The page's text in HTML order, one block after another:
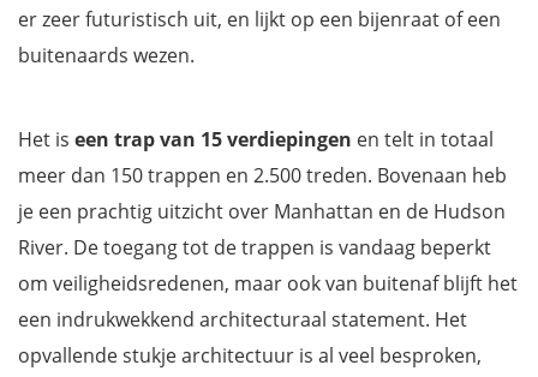
er zeer futuristisch uit, en lijkt op een bijenraat of een
buitenaards wezen.
Het is een trap van 15 verdiepingen en telt in totaal
meer dan 150 trappen en 2.500 treden. Bovenaan heb
je een prachtig uitzicht over Manhattan en de Hudson
River. De toegang tot de trappen is vandaag beperkt
om veiligheidsredenen, maar ook van buitenaf blijft het
een indrukwekkend architecturaal statement. Het
opvallende stukje architectuur is al veel besproken,